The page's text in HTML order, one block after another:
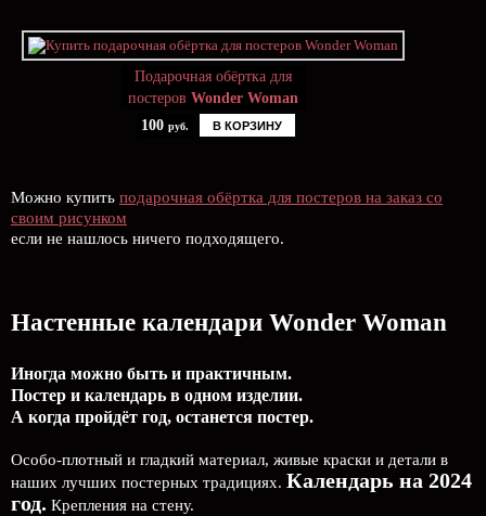
Подарочная обёртка для
постеров Wonder Woman
100 руб. В КОРЗИНУ
Можно купить подарочная обёртка для постеров на заказ со
своим рисунком
если не нашлось ничего подходящего.
Настенные календари Wonder Woman
Иногда можно быть и практичным.
Постер и календарь в одном изделии.
А когда пройдёт год, останется постер.
Особо-плотный и гладкий материал, живые краски и детали в
наших лучших постерных традициях. Календарь на 2024
год. Крепления на стену.